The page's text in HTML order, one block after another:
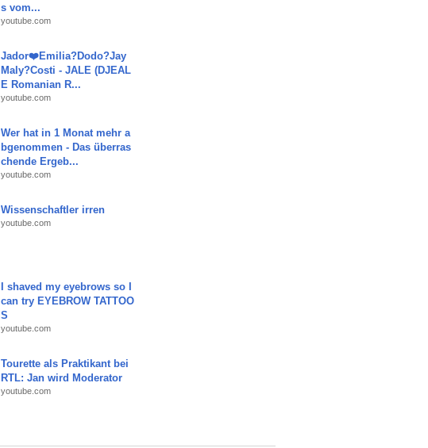
s vom...
youtube.com
Jador❤️Emilia?Dodo?Jay
Maly?Costi - JALE (DJEAL
E Romanian R...
youtube.com
Wer hat in 1 Monat mehr a
bgenommen - Das überras
chende Ergeb...
youtube.com
Wissenschaftler irren
youtube.com
I shaved my eyebrows so I
can try EYEBROW TATTOO
S
youtube.com
Tourette als Praktikant bei
RTL: Jan wird Moderator
youtube.com